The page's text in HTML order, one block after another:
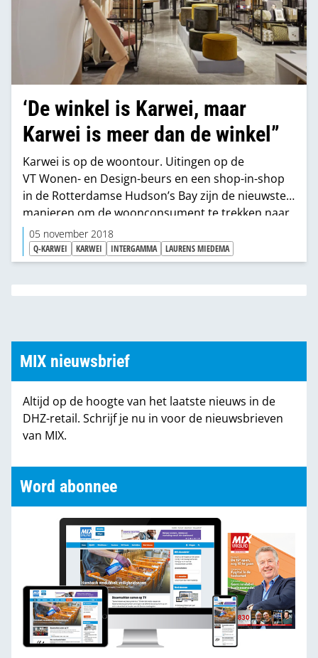
‘De winkel is Karwei, maar
Karwei is meer dan de winkel”
Karwei is op de woontour. Uitingen op de
VT Wonen- en Design-beurs en een shop-in-shop
in de Rotterdamse Hudson’s Bay zijn de nieuwste
manieren om de woonconsument te trekken naar
de ‘bouwmarkt’. En nu is er ook een Karwei-huis in
de negen straatje van Amsterdam. “Karwei is al
lang de winkel niet meer.”
05 november 2018
Q-KARWEI KARWEI INTERGAMMA LAURENS MIEDEMA
MIX nieuwsbrief
Altijd op de hoogte van het laatste nieuws in de
DHZ-retail. Schrijf je nu in voor de nieuwsbrieven
van MIX.
Word abonnee